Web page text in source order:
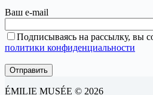
Ваш e-mail
Подписываясь на рассылку, вы
политики конфиденциальности
ÉMILIE MUSÉE © 2026